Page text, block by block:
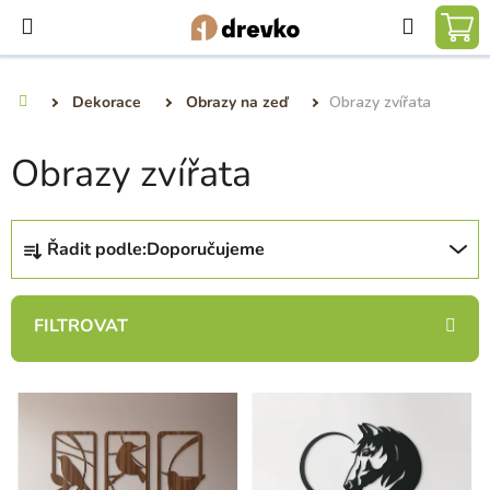
obsah
Hledat
Dekorace Obrazy na zeď Obrazy zvířata
Obrazy zvířata
Ř
z
n
p
Řadit podle:Doporučujeme
V